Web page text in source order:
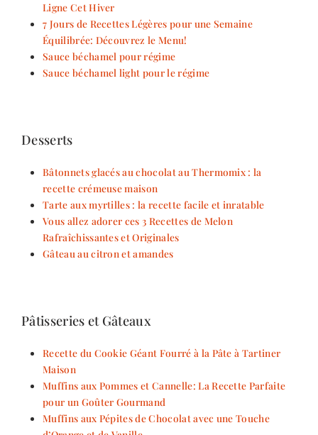
Ligne Cet Hiver
7 Jours de Recettes Légères pour une Semaine
Équilibrée: Découvrez le Menu!
Sauce béchamel pour régime
Sauce béchamel light pour le régime
Desserts
Bâtonnets glacés au chocolat au Thermomix : la
recette crémeuse maison
Tarte aux myrtilles : la recette facile et inratable
Vous allez adorer ces 3 Recettes de Melon
Rafraîchissantes et Originales
Gâteau au citron et amandes
Pâtisseries et Gâteaux
Recette du Cookie Géant Fourré à la Pâte à Tartiner
Maison
Muffins aux Pommes et Cannelle: La Recette Parfaite
pour un Goûter Gourmand
Muffins aux Pépites de Chocolat avec une Touche